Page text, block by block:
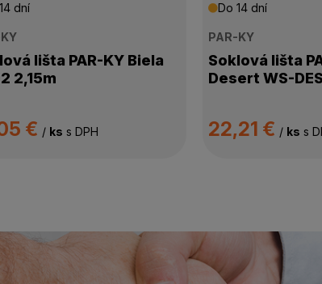
dní
lišta PAR-KY Biela
2,15m
€ / ks s DPH
Do 14 dní
PAR-KY
Soklová lišta
Desert WS-
22,21 € / ks s